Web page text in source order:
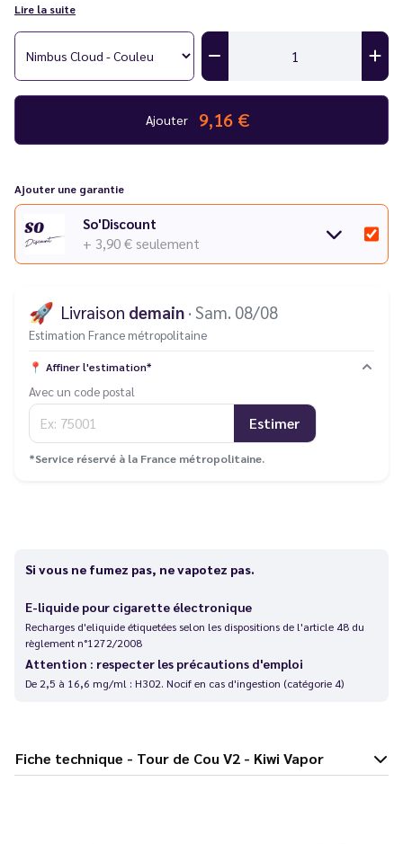
Le Tour de Cou V2 Kiwi, compatible avec le Kit Pod Kiwi, ainsi
que les versions Kiwi 2 et Kiwi Spark, combine style et
fonctionnalité pour une commodité maximale. Avec ce tour de
cou, votre pod ne sera plus jamais égaré, vous offrant une
tranquillité d'esprit et un usage pratique au quotidien.
Lire la suite
Ajouter 9,16 €
Ajouter une garantie
So'Discount
+ 3,90 € seulement
🚀 Livraison demain · Sam. 08/08
Estimation France métropolitaine
📍 Affiner l'estimation*
Avec un code postal
Estimer
*Service réservé à la France métropolitaine.
Si vous ne fumez pas, ne vapotez pas.
E-liquide pour cigarette électronique
Recharges d'eliquide étiquetées selon les dispositions de l'article 48 du
règlement n°1272/2008
Attention : respecter les précautions d'emploi
De 2,5 à 16,6 mg/ml : H302. Nocif en cas d'ingestion (catégorie 4)
Fiche technique - Tour de Cou V2 - Kiwi Vapor